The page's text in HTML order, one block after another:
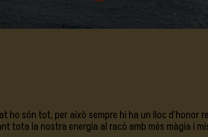
ho són tot, per això sempre hi ha un lloc d’honor
tota la nostra energia al racó amb més màgia i